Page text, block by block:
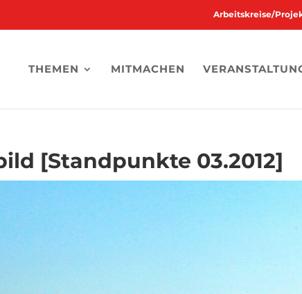
Arbeitskreise/
THEMEN MITMACHEN
[Standpunkte 03.2012]